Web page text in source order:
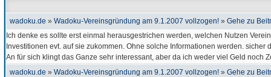
wadoku.de » Wadoku-Vereinsgründung am 9.1.2007 vollzogen! » Gehe zu
Ich denke es sollte erst einmal herausgestrichen werden, welchen Nutzen
Investitionen evt. auf sie zukommen. Ohne solche Informationen werden.
An für sich klingt das Ganze sehr interessant, aber da ich weder viel Geld noch
wadoku.de » Wadoku-Vereinsgründung am 9.1.2007 vollzogen! » Gehe zu